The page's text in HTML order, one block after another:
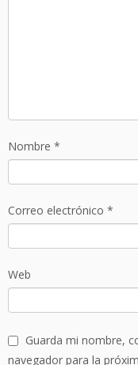
Nombre *
Correo electrónico *
Web
Guarda mi nombre,
navegador para la